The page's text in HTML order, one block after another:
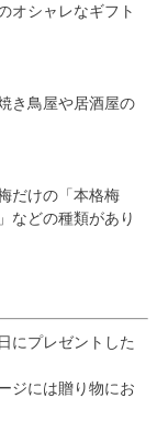
オシャレなギフト
き鳥屋や居酒屋の
だけの「本格梅
などの種類があり
にプレゼントした
ジには贈り物にお